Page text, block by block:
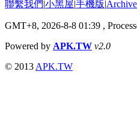
聯繫我們|小黑屋|手機版|
GMT+8, 2026-8-8 01:39 ,
Powered by APK.TW v2.0
© 2013 APK.TW